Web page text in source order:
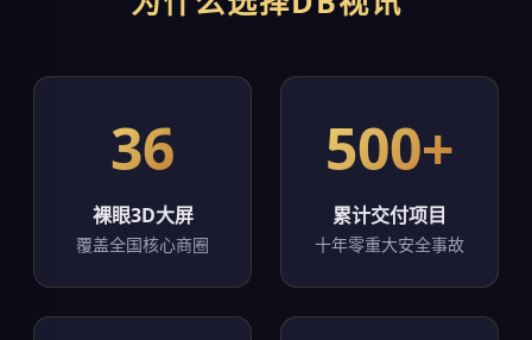
36
裸眼3D大屏
覆盖全国核心商圈
500+
累计交付项目
十年零重大安全事故